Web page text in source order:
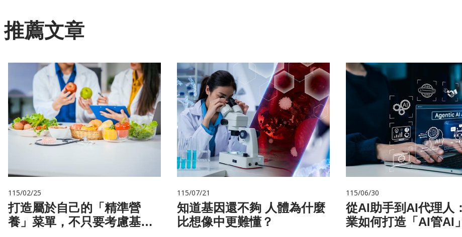
推薦文章
115/02/25
打造屬於自己的「精準營
養」菜單，不只要考慮基
115/07/21
知道基因還不夠 人體為什麼
比想像中更難懂？
115/06/30
從AI助手到AI代理人
業如何打造「AI管AI